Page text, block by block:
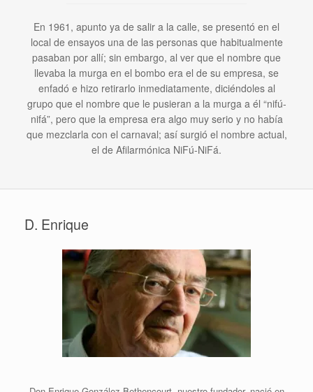
En 1961, apunto ya de salir a la calle, se presentó en el
local de ensayos una de las personas que habitualmente
pasaban por allí; sin embargo, al ver que el nombre que
llevaba la murga en el bombo era el de su empresa, se
enfadó e hizo retirarlo inmediatamente, diciéndoles al
grupo que el nombre que le pusieran a la murga a él “nifú-
nifá”, pero que la empresa era algo muy serio y no había
que mezclarla con el carnaval; así surgió el nombre actual,
el de Afilarmónica NiFú-NiFá.
D. Enrique